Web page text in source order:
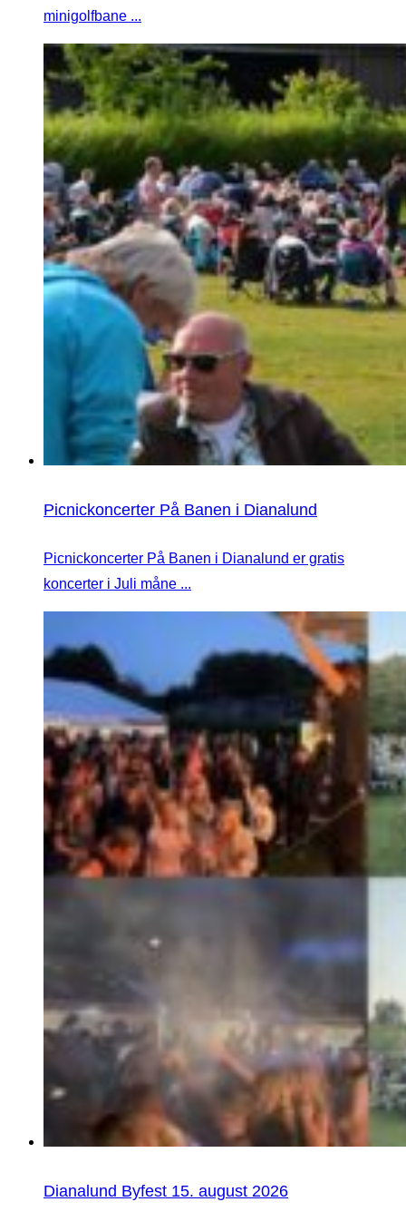
minigolfbane ...
Picnickoncerter På Banen i Dianalund
Picnickoncerter På Banen i Dianalund er gratis
koncerter i Juli måne ...
Dianalund Byfest 15. august 2026